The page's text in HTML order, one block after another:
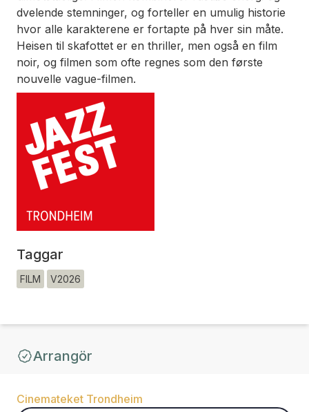
dvelende stemninger, og forteller en umulig historie
hvor alle karakterene er fortapte på hver sin måte.
Heisen til skafottet er en thriller, men også en film
noir, og filmen som ofte regnes som den første
nouvelle vague-filmen.
Taggar
FILM V2026
Arrangör
Cinemateket Trondheim